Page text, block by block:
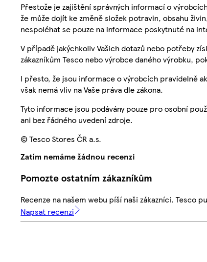
Přestože je zajištění správných informací o
že může dojít ke změně složek potravin, obsahu
nespoléhat se pouze na informace poskytnuté na
V případě jakýchkoliv Vašich dotazů nebo potřeby
zákazníkům Tesco nebo výrobce daného výrobku,
I přesto, že jsou informace o výrobcích pravidelně
však nemá vliv na Vaše práva dle zákona.
Tyto informace jsou podávány pouze pro osobní
ani bez řádného uvedení zdroje.
© Tesco Stores ČR a.s.
Zatím nemáme žádnou recenzi
Pomozte ostatním zákazníkům
Recenze na našem webu píší naši zákazníci. Tesco
Napsat recenzi